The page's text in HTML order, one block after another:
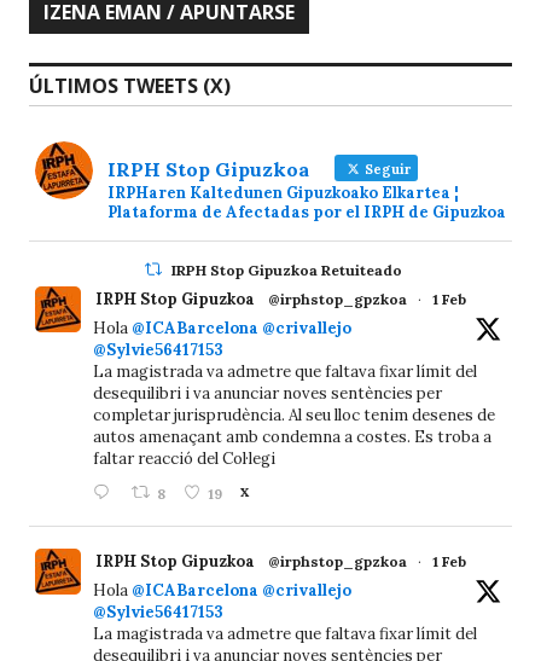
ÚLTIMOS TWEETS (X)
IRPH Stop Gipuzkoa Seguir
IRPHaren Kaltedunen Gipuzkoako Elkartea ¦
Plataforma de Afectadas por el IRPH de Gipuzkoa
IRPH Stop Gipuzkoa Retuiteado
IRPH Stop Gipuzkoa @irphstop_gpzkoa · 1 Feb
Hola @ICABarcelona @crivallejo
@Sylvie56417153
La magistrada va admetre que faltava fixar límit del
desequilibri i va anunciar noves sentències per
completar jurisprudència. Al seu lloc tenim desenes de
autos amenaçant amb condemna a costes. Es troba a
faltar reacció del Col·legi
8 19 X
IRPH Stop Gipuzkoa @irphstop_gpzkoa · 1 Feb
Hola @ICABarcelona @crivallejo
@Sylvie56417153
La magistrada va admetre que faltava fixar límit del
desequilibri i va anunciar noves sentències per